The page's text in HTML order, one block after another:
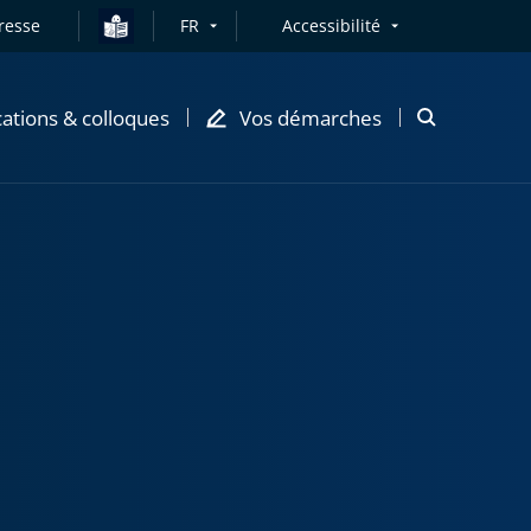
FR Accessibilité
& colloques Vos démarches
Ouvrir